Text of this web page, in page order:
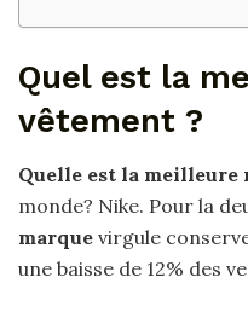
Quel est la
vêtement ?
Quelle est la meilleure
monde? Nike. Pour la
marque virgule
une baisse de 12% des